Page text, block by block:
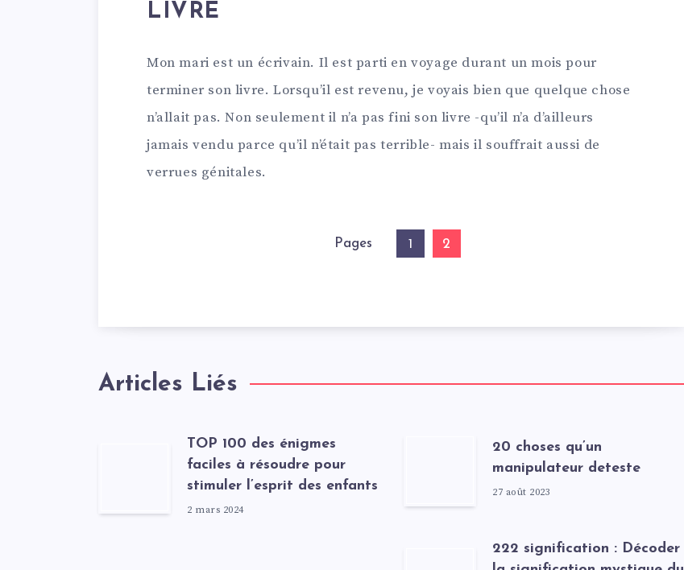
LIVRE
Mon mari est un écrivain. Il est parti en voyage durant un mois pour
terminer son livre. Lorsqu’il est revenu, je voyais bien que quelque chose
n’allait pas. Non seulement il n’a pas fini son livre -qu’il n’a d’ailleurs
jamais vendu parce qu’il n’était pas terrible- mais il souffrait aussi de
verrues génitales.
Pages 1 2
Articles Liés
TOP 100 des énigmes
faciles à résoudre pour
stimuler l’esprit des enfants
2 mars 2024
20 choses qu’un
manipulateur deteste
27 août 2023
222 signification : Décoder